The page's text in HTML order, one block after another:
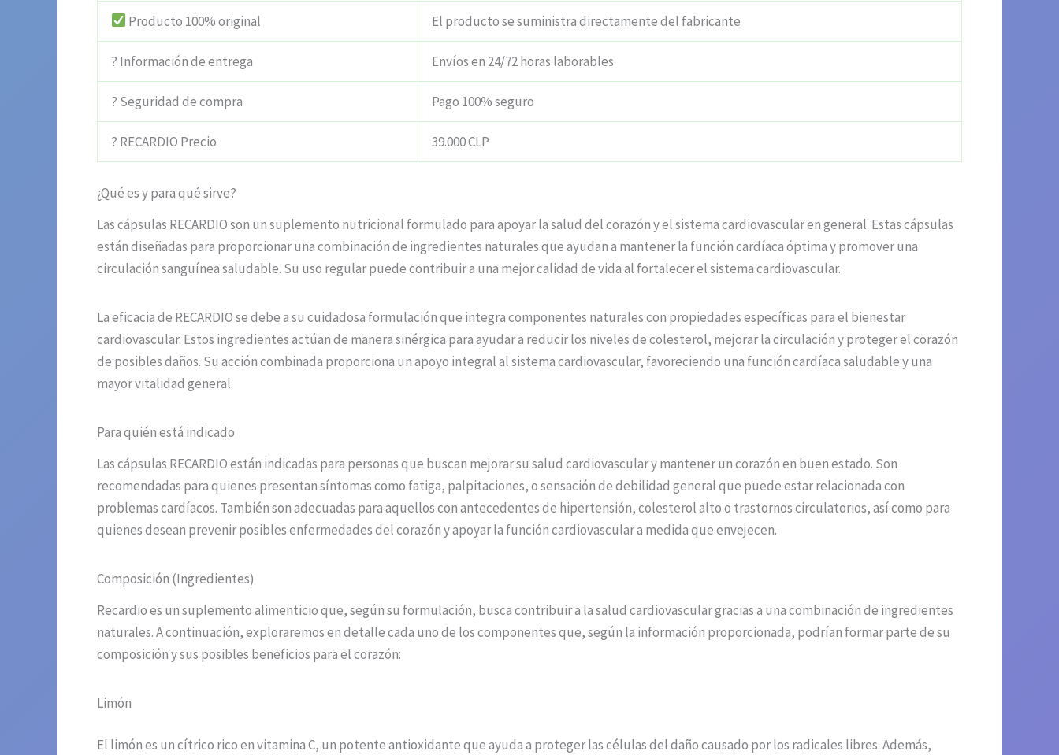
Producto 100% original El producto se suministra directamente del fabricante
? Información de entrega Envíos en 24/72 horas laborables
? Seguridad de compra Pago 100% seguro
? RECARDIO Precio 39.000 CLP
¿Qué es y para qué sirve?
Las cápsulas RECARDIO son un suplemento nutricional formulado para apoyar la salud del corazón y el sistema cardiovascular en general. Estas cápsulas
están diseñadas para proporcionar una combinación de ingredientes naturales que ayudan a mantener la función cardíaca óptima y promover una
circulación sanguínea saludable. Su uso regular puede contribuir a una mejor calidad de vida al fortalecer el sistema cardiovascular.
La eficacia de RECARDIO se debe a su cuidadosa formulación que integra componentes naturales con propiedades específicas para el bienestar
cardiovascular. Estos ingredientes actúan de manera sinérgica para ayudar a reducir los niveles de colesterol, mejorar la circulación y proteger el corazón
de posibles daños. Su acción combinada proporciona un apoyo integral al sistema cardiovascular, favoreciendo una función cardíaca saludable y una
mayor vitalidad general.
Para quién está indicado
Las cápsulas RECARDIO están indicadas para personas que buscan mejorar su salud cardiovascular y mantener un corazón en buen estado. Son
recomendadas para quienes presentan síntomas como fatiga, palpitaciones, o sensación de debilidad general que puede estar relacionada con
problemas cardíacos. También son adecuadas para aquellos con antecedentes de hipertensión, colesterol alto o trastornos circulatorios, así como para
quienes desean prevenir posibles enfermedades del corazón y apoyar la función cardiovascular a medida que envejecen.
Composición (Ingredientes)
Recardio es un suplemento alimenticio que, según su formulación, busca contribuir a la salud cardiovascular gracias a una combinación de ingredientes
naturales. A continuación, exploraremos en detalle cada uno de los componentes que, según la información proporcionada, podrían formar parte de su
composición y sus posibles beneficios para el corazón:
Limón
El limón es un cítrico rico en vitamina C, un potente antioxidante que ayuda a proteger las células del daño causado por los radicales libres. Además,